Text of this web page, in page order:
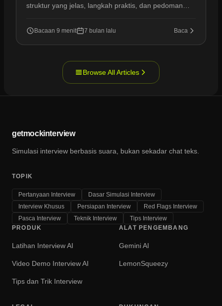
struktur yang jelas, langkah praktis, dan pedoman
Bacaan 9 menit 7 bulan lalu Baca
Browse All Articles
getmockinterview
Simulasi interview berbasis suara, bukan sekadar chat teks.
TOPIK
Pertanyaan Interview
Dasar Simulasi Interview
Interview Khusus
Persiapan Interview
Red Flags Interview
Pasca Interview
Teknik Interview
Tips Interview
PRODUK
Latihan Interview AI
Video Demo Interview AI
Tips dan Trik Interview
ALAT PENGEMBANG
Gemini AI
LemonSqueezy